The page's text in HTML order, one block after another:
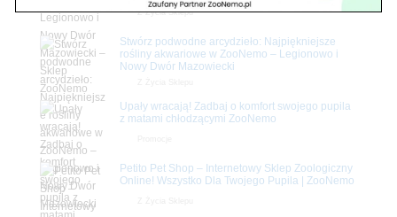
Z Życia Sklepu
Stwórz podwodne arcydzieło: Najpiękniejsze
rośliny akwariowe w ZooNemo – Legionowo i
Nowy Dwór Mazowiecki
Upały wracają! Zadbaj o komfort swojego pupila
z matami chłodzącymi ZooNemo
Petito Pet Shop – Internetowy Sklep Zoologiczny
Online! Wszystko Dla Twojego Pupila | ZooNemo